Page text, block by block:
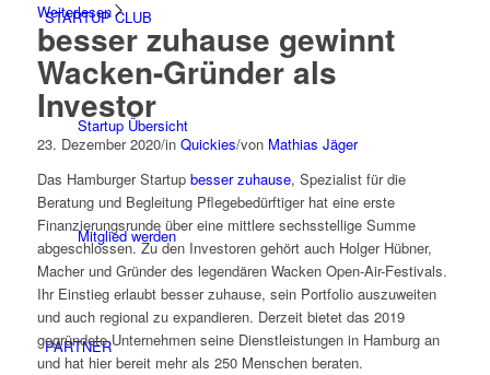
STARTUP CLUB
Startup Übersicht
Mitglied werden
PARTNER
Weiterlesen
besser zuhause gewinnt
Wacken-Gründer als
Investor
23. Dezember 2020/in Quickies/von Mathias Jäger
Das Hamburger Startup besser zuhause, Spezialist für die
Beratung und Begleitung Pflegebedürftiger hat eine erste
Finanzierungsrunde über eine mittlere sechsstellige Summe
abgeschlossen. Zu den Investoren gehört auch Holger Hübner,
Macher und Gründer des legendären Wacken Open-Air-Festivals.
Ihr Einstieg erlaubt besser zuhause, sein Portfolio auszuweiten
und auch regional zu expandieren. Derzeit bietet das 2019
gegründete Unternehmen seine Dienstleistungen in Hamburg an
und hat hier bereit mehr als 250 Menschen beraten.